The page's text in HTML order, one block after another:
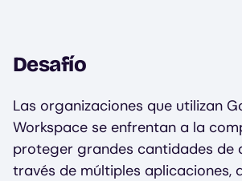
Desafío
Las organizaciones que utilizan
Workspace se enfrentan a la
proteger grandes cantidades de
través de múltiples aplicaciones,